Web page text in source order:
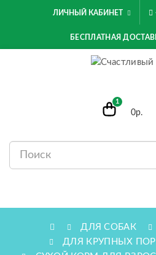
ЛИЧНЫЙ КАБИНЕТ
БЕСПЛАТНАЯ
1
0р.
ДЛЯ СОБАК
ДЛЯ КРУПНЫХ